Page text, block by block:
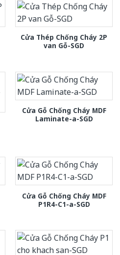
Cửa Thép Chống Cháy 2P
van Gỗ-SGD
Cửa Gỗ Chống Cháy MDF
Laminate-a-SGD
Cửa Gỗ Chống Cháy MDF
P1R4-C1-a-SGD